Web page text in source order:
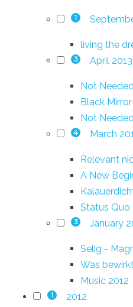
1
living the
3 April 2013
Not
Black Mirror
Not
4 March
Relevant
A New
Status Quo
3 January
Selig -
Was
Music 2012
1 2012